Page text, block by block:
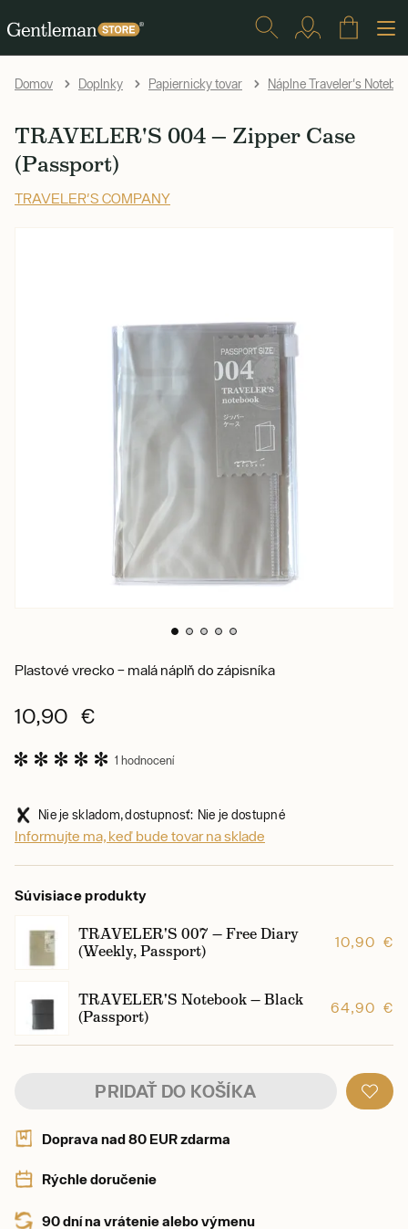
Domov Doplnky Papiernicky tovar Náplne Traveler's
TRAVELER'S 004 — Zipper Case
(Passport)
TRAVELER'S COMPANY
Plastové vrecko – malá náplň do zápisníka
10,90 €
1 hodnocení
Nie je skladom, dostupnosť: Nie je dostupné
Informujte ma, keď bude tovar na sklade
Súvisiace produkty
TRAVELER'S 007 — Free Diary
(Weekly, Passport)
10,90 €
TRAVELER'S Notebook — Black
(Passport)
64,90 €
PRIDAŤ DO KOŠÍKA
Doprava nad 80 EUR zdarma
Rýchle doručenie
90 dní na vrátenie alebo výmenu